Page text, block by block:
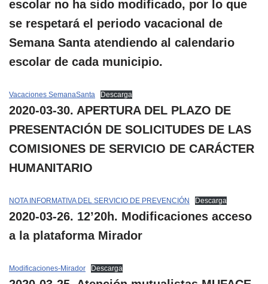
escolar no ha sido modificado, por lo que
se respetará el periodo vacacional de
Semana Santa atendiendo al calendario
escolar de cada municipio.
Vacaciones SemanaSanta Descarga
2020-03-30. APERTURA DEL PLAZO DE
PRESENTACIÓN DE SOLICITUDES DE LAS
COMISIONES DE SERVICIO DE CARÁCTER
HUMANITARIO
NOTA INFORMATIVA DEL SERVICIO DE PREVENCIÓN Descarga
2020-03-26. 12’20h. Modificaciones acceso
a la plataforma Mirador
Modificaciones-Mirador Descarga